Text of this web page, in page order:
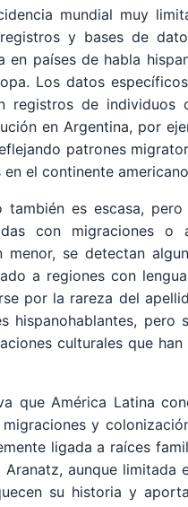
mundial muy
y bases de
en países de habla
Los datos
registros de individuos
en Argentina, por
patrones
el continente
es escasa,
con migraciones o
menor, se detectan
a regiones con
por la rareza del
hispanohablantes, pero
culturales que
que América Latina
y
ligada a raíces
aunque limitada
su historia y